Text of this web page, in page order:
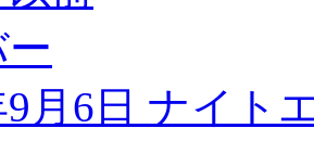
9月6日 ナイト